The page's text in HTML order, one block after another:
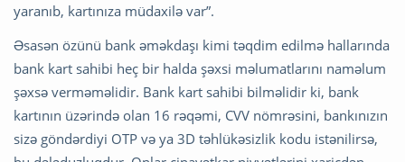
yaranıb, kartınıza müdaxilə var”.
Əsasən özünü bank əməkdaşı kimi təqdim edilmə hallarında
bank kart sahibi heç bir halda şəxsi məlumatlarını naməlum
şəxsə verməməlidir. Bank kart sahibi bilməlidir ki, bank
kartının üzərində olan 16 rəqəmi, CVV nömrəsini, bankınızın
sizə göndərdiyi OTP və ya 3D təhlükəsizlik kodu istənilirsə,